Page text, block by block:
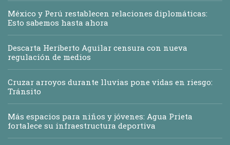
México y Perú restablecen relaciones diplomáticas:
Esto sabemos hasta ahora
Descarta Heriberto Aguilar censura con nueva
regulación de medios
Cruzar arroyos durante lluvias pone vidas en riesgo:
Tránsito
Más espacios para niños y jóvenes: Agua Prieta
fortalece su infraestructura deportiva